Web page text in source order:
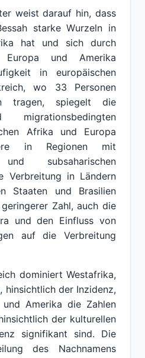
weist darauf hin, dass
starke Wurzeln in
hat und sich durch
Europa und Amerika
in europäischen
wo 33 Personen
tragen, spiegelt die
Afrika und Europa
in Regionen mit
und subsaharischen
Verbreitung in Ländern
Staaten und Brasilien
Zahl, auch die
und den Einfluss von
auf die Verbreitung
dominiert Westafrika,
hinsichtlich der Inzidenz,
Amerika die Zahlen
der kulturellen
signifikant sind. Die
des Nachnamens